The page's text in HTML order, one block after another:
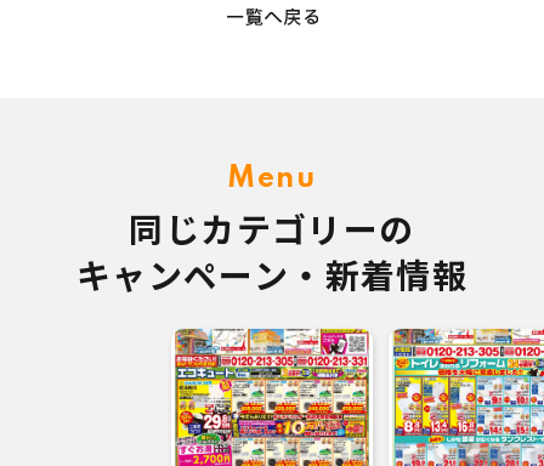
Menu
同じカテゴリーの
キャンペーン・新着情報